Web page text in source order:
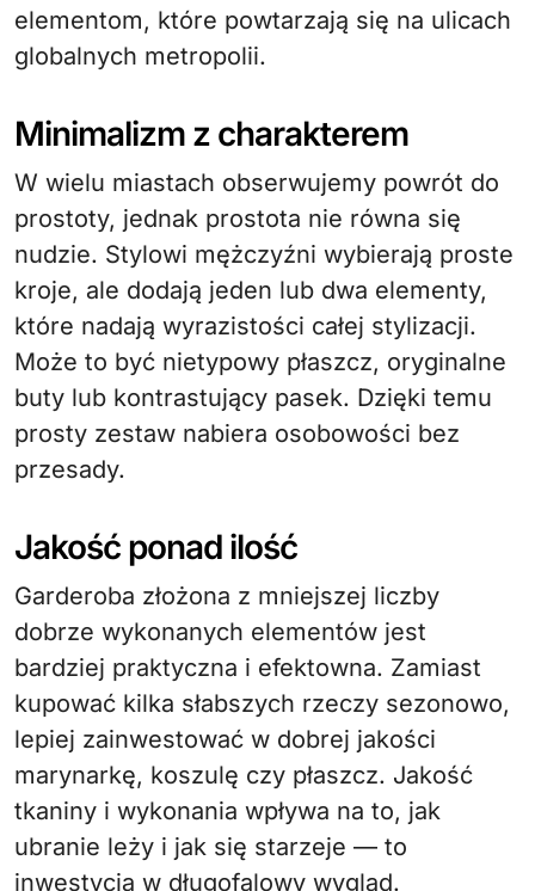
elementom, które powtarzają się na ulicach
globalnych metropolii.
Minimalizm z charakterem
W wielu miastach obserwujemy powrót do
prostoty, jednak prostota nie równa się
nudzie. Stylowi mężczyźni wybierają proste
kroje, ale dodają jeden lub dwa elementy,
które nadają wyrazistości całej stylizacji.
Może to być nietypowy płaszcz, oryginalne
buty lub kontrastujący pasek. Dzięki temu
prosty zestaw nabiera osobowości bez
przesady.
Jakość ponad ilość
Garderoba złożona z mniejszej liczby
dobrze wykonanych elementów jest
bardziej praktyczna i efektowna. Zamiast
kupować kilka słabszych rzeczy sezonowo,
lepiej zainwestować w dobrej jakości
marynarkę, koszulę czy płaszcz. Jakość
tkaniny i wykonania wpływa na to, jak
ubranie leży i jak się starzeje — to
inwestycja w długofalowy wygląd.